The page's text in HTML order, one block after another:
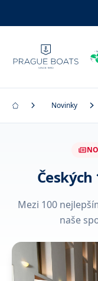
Novinky
Českých
Mezi 100
naše